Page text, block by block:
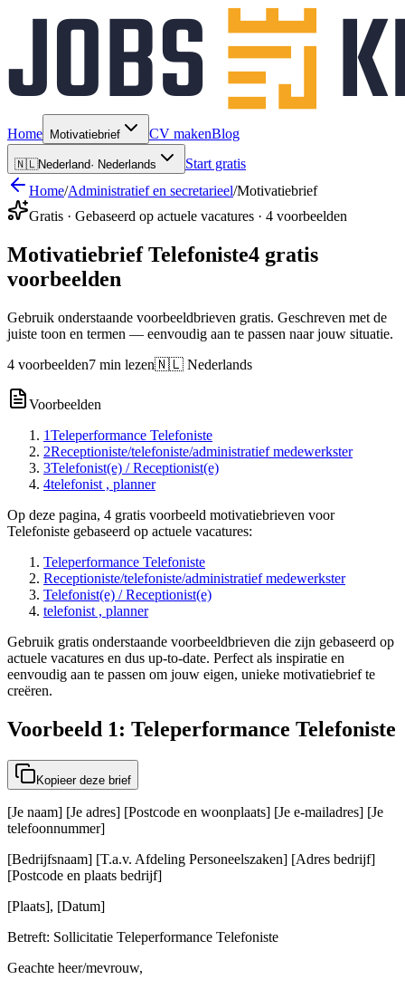
Home Motivatiebrief CV makenBlog
🇳🇱Nederland· Nederlands
Start gratis
Home/Administratief en secretarieel/Motivatiebrief
Gratis · Gebaseerd op actuele vacatures · 4 voorbeelden
Motivatiebrief Telefoniste4 gratis
voorbeelden
Gebruik onderstaande voorbeeldbrieven gratis. Geschreven met de
juiste toon en termen — eenvoudig aan te passen naar jouw situatie.
4 voorbeelden7 min lezen🇳🇱 Nederlands
Voorbeelden
1Teleperformance Telefoniste
2Receptioniste/telefoniste/administratief medewerkster
3Telefonist(e) / Receptionist(e)
4telefonist , planner
Op deze pagina, 4 gratis voorbeeld motivatiebrieven voor
Telefoniste gebaseerd op actuele vacatures:
Teleperformance Telefoniste
Receptioniste/telefoniste/administratief medewerkster
Telefonist(e) / Receptionist(e)
telefonist , planner
Gebruik gratis onderstaande voorbeeldbrieven die zijn gebaseerd op
actuele vacatures en dus up-to-date. Perfect als inspiratie en
eenvoudig aan te passen om jouw eigen, unieke motivatiebrief te
creëren.
Voorbeeld 1: Teleperformance Telefoniste
Kopieer deze brief
[Je naam] [Je adres] [Postcode en woonplaats] [Je e-mailadres] [Je
telefoonnummer]
[Bedrijfsnaam] [T.a.v. Afdeling Personeelszaken] [Adres bedrijf]
[Postcode en plaats bedrijf]
[Plaats], [Datum]
Betreft: Sollicitatie Teleperformance Telefoniste
Geachte heer/mevrouw,